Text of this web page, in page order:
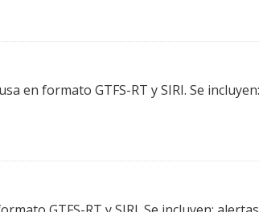
en formato GTFS-RT y SIRI. Se